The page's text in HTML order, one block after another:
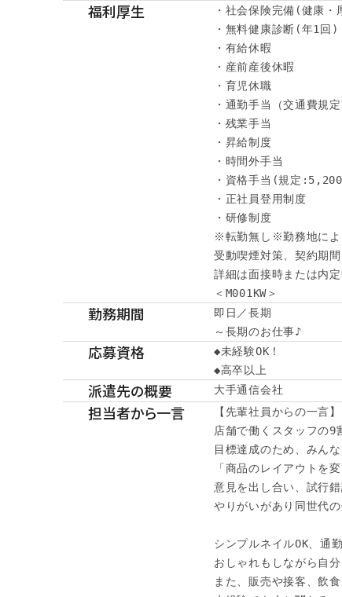
福利厚生
・社会保険完備(健康
・無料健康診断(年1回)
・有給休暇
・産前産後休暇
・育児休職
・通勤手当（交通費規定
・残業手当
・昇給制度
・時間外手当
・資格手当(規定
・正社員登用制度
・研修制度
※転勤無し※勤務地によ
受動喫煙対策、契約期
詳細は面接時または内定
＜M001KW＞
勤務期間
即日／長期
～長期のお仕事♪
応募資格
◆未経験OK！
◆高卒以上
派遣先の概要 大手通信会社
担当者から一言
【先輩社員からの一言】
店舗で働くスタッフの9
目標達成のため、みん
「商品のレイアウトを
意見を出し合い、試行
やりがいがあり同世代
シンプルネイルOK、通
おしゃれもしながら自
また、販売や接客、飲